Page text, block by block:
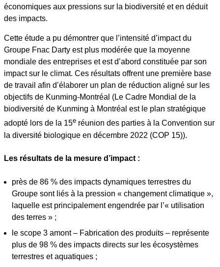
économiques aux pressions sur la biodiversité et en déduit
des impacts.
Cette étude a pu démontrer que l’intensité d’impact du
Groupe Fnac Darty est plus modérée que la moyenne
mondiale des entreprises et est d’abord constituée par son
impact sur le climat. Ces résultats offrent une première base
de travail afin d’élaborer un plan de réduction aligné sur les
objectifs de Kunming-Montréal (Le Cadre Mondial de la
biodiversité de Kunming à Montréal est le plan stratégique
adopté lors de la 15e réunion des parties à la Convention sur
la diversité biologique en décembre 2022 (COP 15)).
Les résultats de la mesure d’impact :
près de 86 % des impacts dynamiques terrestres du
Groupe sont liés à la pression « changement climatique »,
laquelle est principalement engendrée par l’« utilisation
des terres » ;
le scope 3 amont – Fabrication des produits – représente
plus de 98 % des impacts directs sur les écosystèmes
terrestres et aquatiques ;